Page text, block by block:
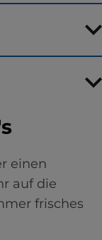
einen
auf die
frisches